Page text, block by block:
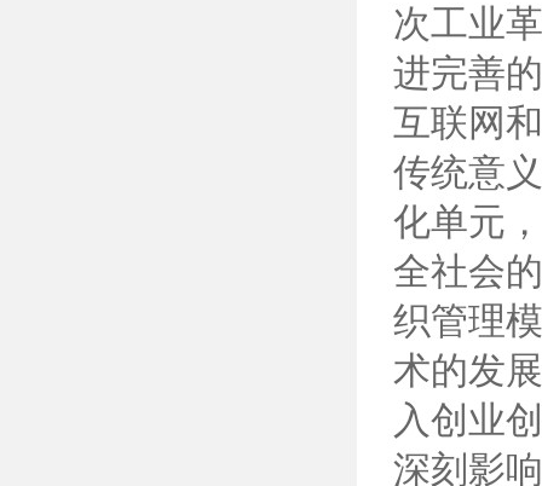
次工业
进完善
互联网
传统意
化单元
全社会
织管理
术的发
入创业
深刻影